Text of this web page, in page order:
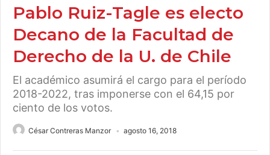
Pablo Ruiz-Tagle es electo
Decano de la Facultad de
Derecho de la U. de Chile
El académico asumirá el cargo para el período
2018-2022, tras imponerse con el 64,15 por
ciento de los votos.
César Contreras Manzor agosto 16, 2018